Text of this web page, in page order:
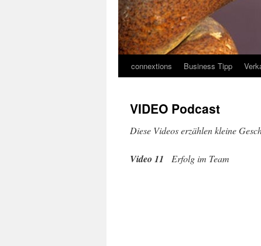
Springe
Inhalt
connextions Business Tipp
VIDEO Podcast
Diese Videos erzählen kleine
Video 11 Erfolg im Team